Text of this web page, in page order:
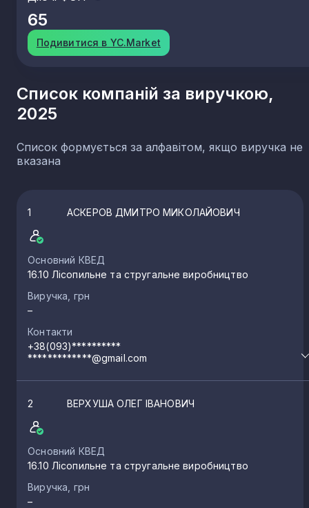
65
Подивитися в YC.Market
Список компаній за виручкою,
2025
Список формується за алфавітом, якщо виручка не
вказана
1 АСКЕРОВ ДМИТРО МИКОЛАЙОВИЧ
Основний КВЕД
16.10 Лісопильне та стругальне виробництво
Виручка, грн
–
Контакти
+38(093)**********
*************@gmail.com
2 ВЕРХУША ОЛЕГ ІВАНОВИЧ
Основний КВЕД
16.10 Лісопильне та стругальне виробництво
Виручка, грн
–